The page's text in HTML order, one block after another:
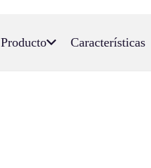
Producto Características